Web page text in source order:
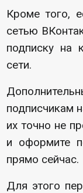
Кроме того,
сетью
подписку на
сети.
подписчикам
их точно не
и оформите
прямо сейчас.
Для этого